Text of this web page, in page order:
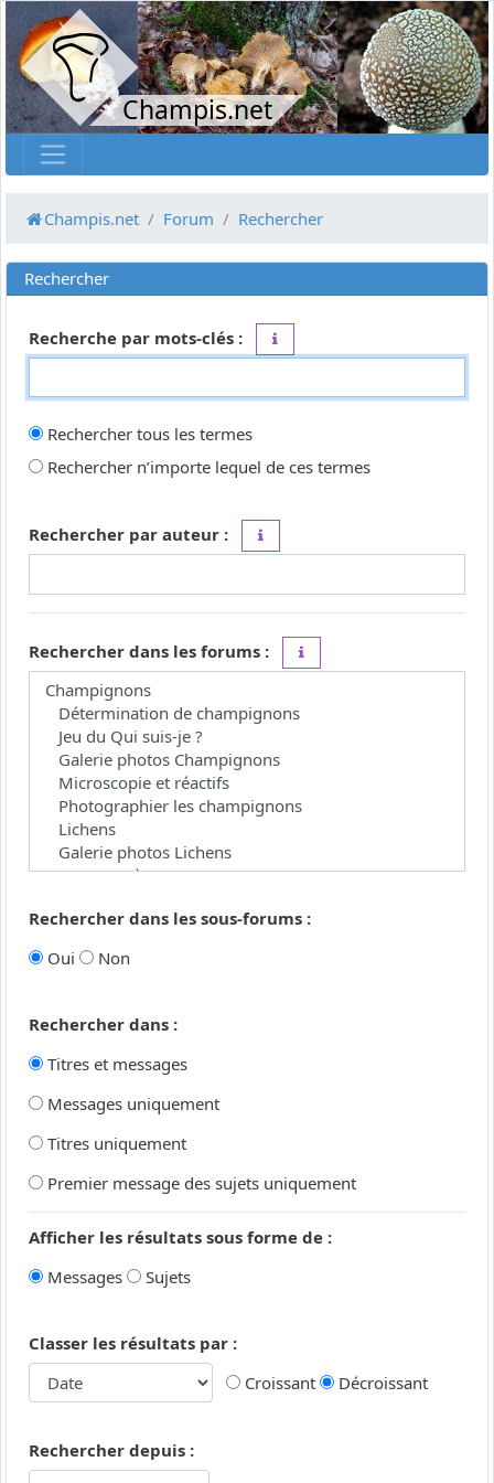
Champis.net
Champis.net Forum Rechercher
Rechercher
Recherche par mots-clés :
Rechercher tous les termes
Rechercher n’importe lequel de ces termes
Rechercher par auteur :
Rechercher dans les forums :
Rechercher dans les sous-forums :
Oui
Non
Rechercher dans :
Titres et messages
Messages uniquement
Titres uniquement
Premier message des sujets uniquement
Afficher les résultats sous forme de :
Messages
Sujets
Classer les résultats par :
Croissant
Décroissant
Rechercher depuis :